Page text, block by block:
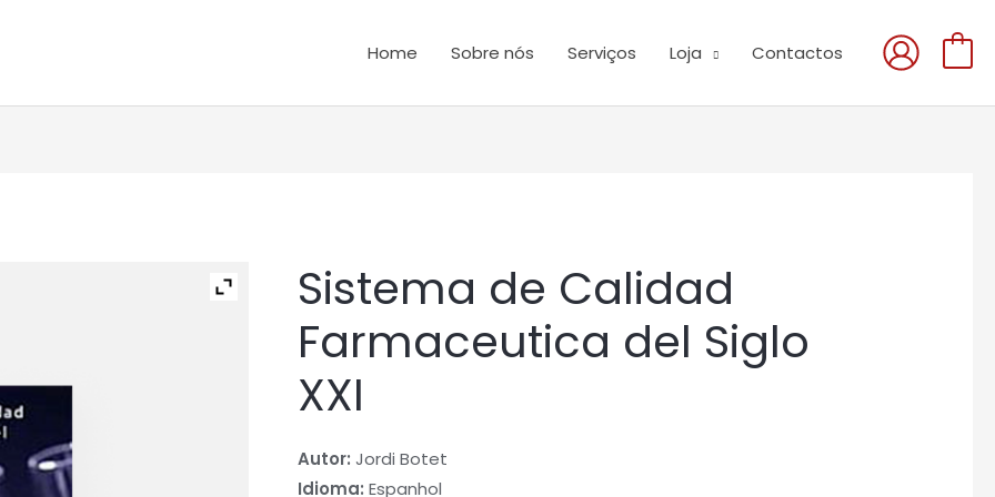
Home Sobre nós Serviços Loja Contactos
Sistema de Calidad
Farmaceutica del Siglo
XXI
Autor: Jordi Botet
Idioma:Espanhol
Quantidade
de
Sistema
Calidad
del
Siglo